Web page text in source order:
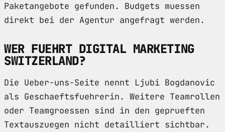
Paketangebote gefunden. Budgets muessen
direkt bei der Agentur angefragt werden.
WER FUEHRT DIGITAL MARKETING
SWITZERLAND?
Die Ueber-uns-Seite nennt Ljubi Bogdanovic
als Geschaeftsfuehrerin. Weitere Teamrollen
oder Teamgroessen sind in den geprueften
Textauszuegen nicht detailliert sichtbar.